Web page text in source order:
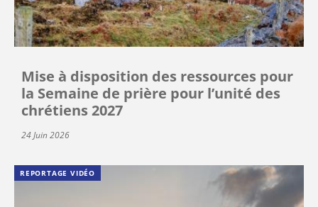
Mise à disposition des ressources pour
la Semaine de prière pour l’unité des
chrétiens 2027
24 Juin 2026
REPORTAGE VIDÉO